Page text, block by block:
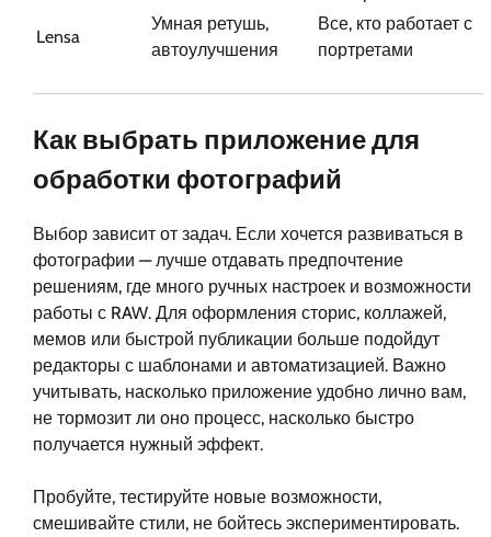
Lensa
Умная ретушь,
автоулучшения
Все, кто работает с
портретами
Как выбрать приложение для
обработки фотографий
Выбор зависит от задач. Если хочется развиваться в
фотографии — лучше отдавать предпочтение
решениям, где много ручных настроек и возможности
работы с RAW. Для оформления сторис, коллажей,
мемов или быстрой публикации больше подойдут
редакторы с шаблонами и автоматизацией. Важно
учитывать, насколько приложение удобно лично вам,
не тормозит ли оно процесс, насколько быстро
получается нужный эффект.
Пробуйте, тестируйте новые возможности,
смешивайте стили, не бойтесь экспериментировать.